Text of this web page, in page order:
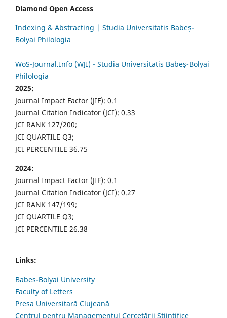
Diamond Open Access
Indexing & Abstracting | Studia Universitatis Babeș-
Bolyai Philologia
WoS-Journal.Info (WJI) - Studia Universitatis Babeș-Bolyai
Philologia
2025:
Journal Impact Factor (JIF): 0.1
Journal Citation Indicator (JCI): 0.33
JCI RANK 127/200;
JCI QUARTILE Q3;
JCI PERCENTILE 36.75
2024:
Journal Impact Factor (JIF): 0.1
Journal Citation Indicator (JCI): 0.27
JCI RANK 147/199;
JCI QUARTILE Q3;
JCI PERCENTILE 26.38
Links:
Babes-Bolyai University
Faculty of Letters
Presa Universitară Clujeană
Centrul pentru Managementul Cercetării Științifice